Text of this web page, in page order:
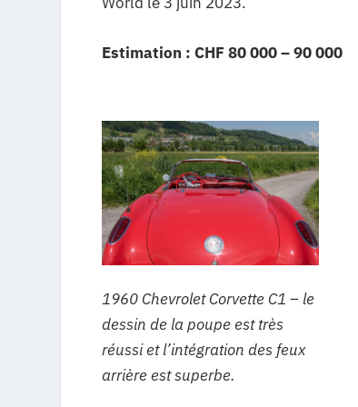
Estimation : CHF 80 000 – 90 000
1960 Chevrolet Corvette C1 – le
dessin de la poupe est très
réussi et l’intégration des feux
arrière est superbe.